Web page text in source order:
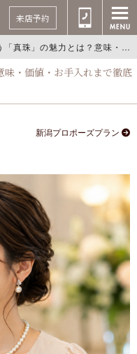
来店予約
魅力とは？意味・価値・お手入れまで徹底解説
・価値・お手入れまで徹底
新潟プロポーズプラン